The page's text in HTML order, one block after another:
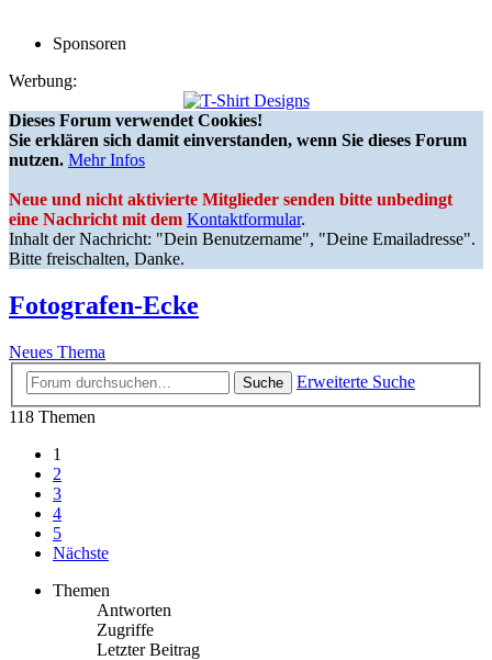
Sponsoren
Werbung:
Dieses Forum verwendet Cookies!
Sie erklären sich damit einverstanden, wenn Sie dieses Forum
nutzen. Mehr Infos
Neue und nicht aktivierte Mitglieder senden bitte unbedingt
eine Nachricht mit dem Kontaktformular.
Inhalt der Nachricht: "Dein Benutzername", "Deine Emailadresse".
Bitte freischalten, Danke.
Fotografen-Ecke
Neues Thema
Suche
Erweiterte Suche
118 Themen
1
2
3
4
5
Nächste
Themen
Antworten
Zugriffe
Letzter Beitrag